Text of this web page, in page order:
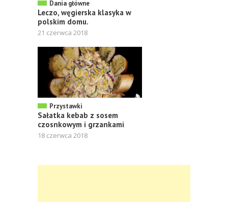
Dania główne
Leczo, węgierska klasyka w
polskim domu.
21 czerwca 2018
Przystawki
Sałatka kebab z sosem
czosnkowym i grzankami
18 czerwca 2018